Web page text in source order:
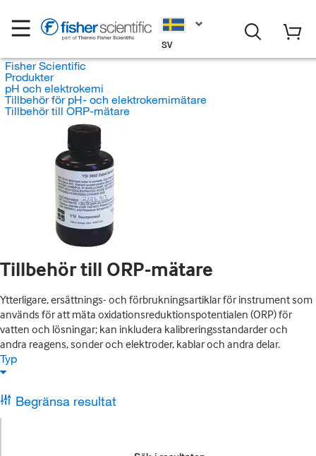
SV
Fisher Scientific
Produkter
pH och elektrokemi
Tillbehör för pH- och elektrokemimätare
Tillbehör till ORP-mätare
Tillbehör till ORP-mätare
Ytterligare, ersättnings- och förbrukningsartiklar för instrument som
används för att mäta oxidationsreduktionspotentialen (ORP) för
vatten och lösningar; kan inkludera kalibreringsstandarder och
andra reagens, sonder och elektroder, kablar och andra delar.
Typ
Begränsa resultat